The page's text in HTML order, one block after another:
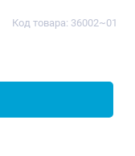
Код товара: 36002~01